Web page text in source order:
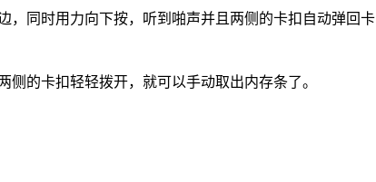
，同时用力向下按，听到啪声并且两侧的卡扣自动弹回卡
的卡扣轻轻拨开，就可以手动取出内存条了。